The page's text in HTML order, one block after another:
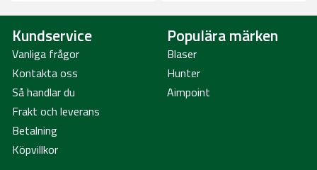
Kundservice
Vanliga frågor
Kontakta oss
Så handlar du
Frakt och leverans
Betalning
Köpvillkor
Populära märken
Blaser
Hunter
Aimpoint